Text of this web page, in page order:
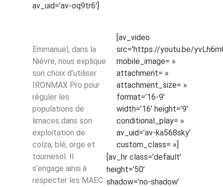
av_uid=’av-oq9tr6′]
Emmanuel, dans la
Nièvre, nous explique
son choix d’utiliser
IRONMAX Pro pour
réguler les
populations de
limaces dans son
exploitation de
colza, blé, orge et
tournesol. Il
s’engage ainsi à
respecter les MAEC
[av_video
src=’https://youtu.be/
mobile_image= »
attachment= »
attachment_size= »
format=’16-9′
width=’16’ height=’9′
conditional_play= »
av_uid=’av-ka568sky’
custom_class= »]
[av_hr class=’default’
height=’50’
shadow=’no-shadow’